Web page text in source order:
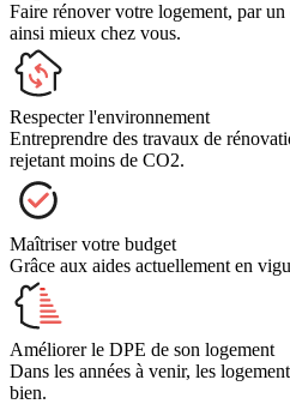
Faire rénover votre logement, par
ainsi mieux chez vous.
Respecter l'environnement
Entreprendre des travaux de
rejetant moins de CO2.
Maîtriser votre budget
Grâce aux aides actuellement en
Améliorer le DPE de son logement
Dans les années à venir, les
bien.